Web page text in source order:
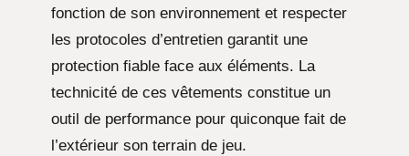
fonction de son environnement et respecter
les protocoles d’entretien garantit une
protection fiable face aux éléments. La
technicité de ces vêtements constitue un
outil de performance pour quiconque fait de
l’extérieur son terrain de jeu.